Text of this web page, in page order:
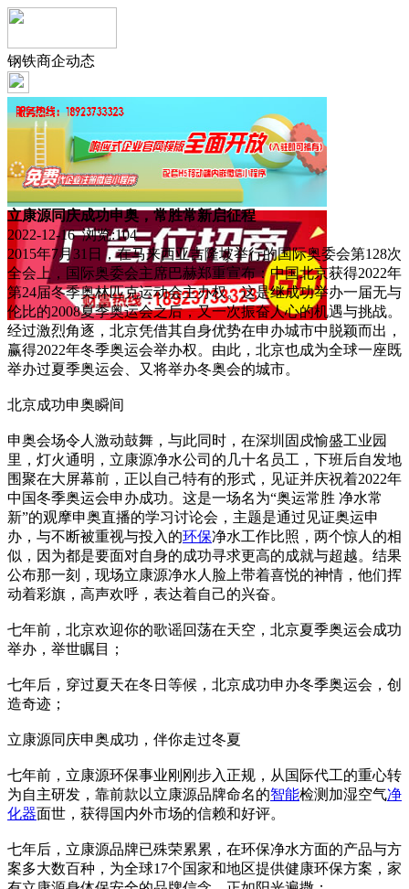
钢铁商企动态
立康源同庆成功申奥，常胜常新启征程
2022-12-16 浏览:104
2015年7月31日，在马来西亚吉隆坡举行的国际奥委会第128次
全会上，国际奥委会主席巴赫郑重宣布：中国北京获得2022年
第24届冬季奥林匹克运动会主办权。这是继成功举办一届无与
伦比的2008夏季奥运会之后，又一次振奋人心的机遇与挑战。
经过激烈角逐，北京凭借其自身优势在申办城市中脱颖而出，
赢得2022年冬季奥运会举办权。由此，北京也成为全球一座既
举办过夏季奥运会、又将举办冬奥会的城市。
北京成功申奥瞬间
申奥会场令人激动鼓舞，与此同时，在深圳固戍愉盛工业园
里，灯火通明，立康源净水公司的几十名员工，下班后自发地
围聚在大屏幕前，正以自己特有的形式，见证并庆祝着2022年
中国冬季奥运会申办成功。这是一场名为“奥运常胜 净水常
新”的观摩申奥直播的学习讨论会，主题是通过见证奥运申
办，与不断被重视与投入的环保净水工作比照，两个惊人的相
似，因为都是要面对自身的成功寻求更高的成就与超越。结果
公布那一刻，现场立康源净水人脸上带着喜悦的神情，他们挥
动着彩旗，高声欢呼，表达着自己的兴奋。
七年前，北京欢迎你的歌谣回荡在天空，北京夏季奥运会成功
举办，举世瞩目；
七年后，穿过夏天在冬日等候，北京成功申办冬季奥运会，创
造奇迹；
立康源同庆申奥成功，伴你走过冬夏
七年前，立康源环保事业刚刚步入正规，从国际代工的重心转
为自主研发，靠前款以立康源品牌命名的智能检测加湿空气净
化器面世，获得国内外市场的信赖和好评。
七年后，立康源品牌已殊荣累累，在环保净水方面的产品与方
案多大数百种，为全球17个国家和地区提供健康环保方案，家